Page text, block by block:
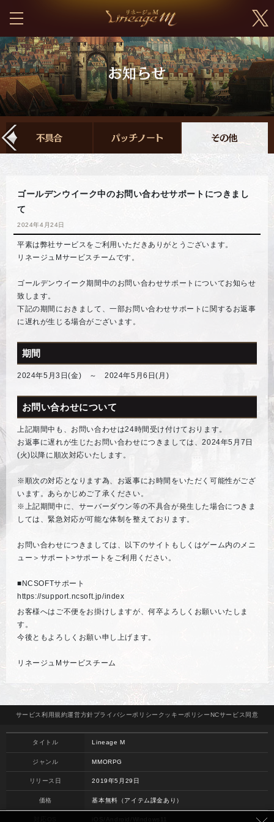
ゴールデンウイーク中のお問い合わせサポートにつきまし
て
2024年4月24日
平素は弊社サービスをご利用いただきありがとうございます。
リネージュMサービスチームです。
ゴールデンウイーク期間中のお問い合わせサポートについてお知らせ
致します。
下記の期間におきまして、一部お問い合わせサポートに関するお返事
に遅れが生じる場合がございます。
期間
2024年5月3日(金) ～ 2024年5月6日(月)
お問い合わせについて
上記期間中も、お問い合わせは24時間受け付けております。
お返事に遅れが生じたお問い合わせにつきましては、2024年5月7日
(火)以降に順次対応いたします。
※順次の対応となります為、お返事にお時間をいただく可能性がござ
います。あらかじめご了承ください。
※上記期間中に、サーバーダウン等の不具合が発生した場合につきま
しては、緊急対応が可能な体制を整えております。
お問い合わせにつきましては、以下のサイトもしくはゲーム内のメニ
ュー＞サポート>サポートをご利用ください。
■NCSOFTサポート
https://support.ncsoft.jp/index
お客様へはご不便をお掛けしますが、何卒よろしくお願いいたしま
す。
今後ともよろしくお願い申し上げます。
リネージュMサービスチーム
サービス 利用規約運営方針プライバシーポリシー クッキーポリシーNCサービス 同意
タイトル Lineage M
ジャンル MMORPG
リリース日 2019年5月29日
価格 基本無料（アイテム課金あり）